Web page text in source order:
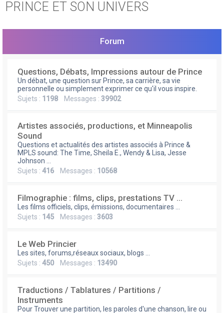
PRINCE ET SON UNIVERS
Forum
Questions, Débats, Impressions autour de Prince
Un débat, une question sur Prince, sa carrière, sa vie
personnelle ou simplement exprimer ce qu'il vous inspire.
Sujets : 1198 Messages : 39902
Artistes associés, productions, et Minneapolis
Sound
Questions et actualités des artistes associés à Prince &
MPLS sound: The Time, Sheila E., Wendy & Lisa, Jesse
Johnson ...
Sujets : 416 Messages : 10568
Filmographie : films, clips, prestations TV ...
Les films officiels, clips, émissions, documentaires ...
Sujets : 145 Messages : 3603
Le Web Princier
Les sites, forums,réseaux sociaux, blogs ...
Sujets : 450 Messages : 13490
Traductions / Tablatures / Partitions /
Instruments
Pour Trouver une partition, les paroles d'une chanson, lire ou